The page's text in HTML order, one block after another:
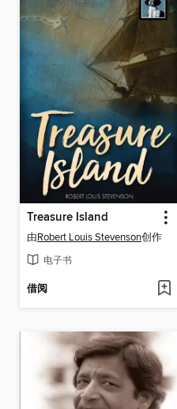
Treasure Island
由Robert Louis Stevenson创作
电子书
借阅